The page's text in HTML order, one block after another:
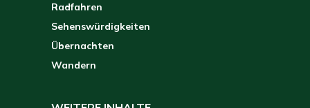
Radfahren
Sehenswürdigkeiten
Übernachten
Wandern